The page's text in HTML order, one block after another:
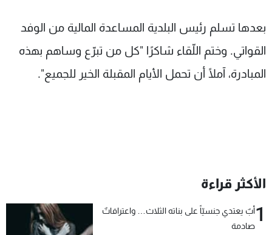
بعدها تسلم رئيس البلدية المساعدة المالية من الوفد
القواتي. وختم اللّقاء شاكرًا "كل من تبرّع وساهم بهذه
المبادرة، آملًا أن تحمل الأيام المقبلة الخير للجميع".
الأكثر قراءة
1أبٌ يعتدي جنسيّاً على بناته الثلاث… واعترافاتٌ
صادمة